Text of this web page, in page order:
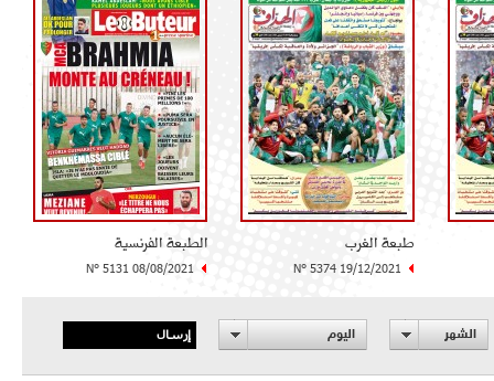
طبعة الغرب
N° 5374 19/12/2021
الطبعة الفرنسية
N° 5131 08/08/2021
الشهر اليوم إرسال